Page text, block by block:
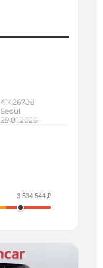
41426788
Seoul
29.01.2026
3 534 544 ₽